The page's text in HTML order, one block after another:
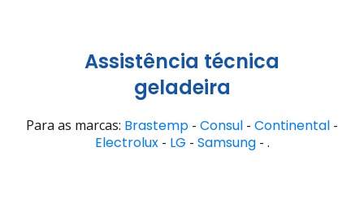
Assistência técnica
geladeira
Para as marcas: Brastemp - Consul - Continental -
Electrolux- LG - Samsung- .